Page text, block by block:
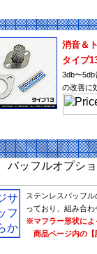
消音＆
タイプ
3db〜
の改善に
ステンレスバッフ
っており、組み合
※マフラー形状によ
商品ページ内の【